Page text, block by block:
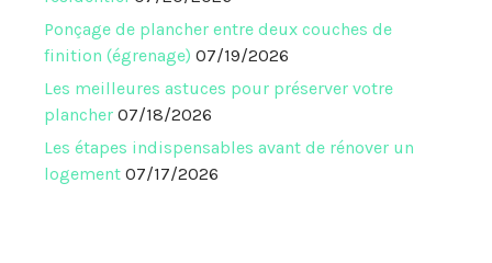
Ponçage de plancher entre deux couches de
finition (égrenage) 07/19/2026
Les meilleures astuces pour préserver votre
plancher 07/18/2026
Les étapes indispensables avant de rénover un
logement 07/17/2026